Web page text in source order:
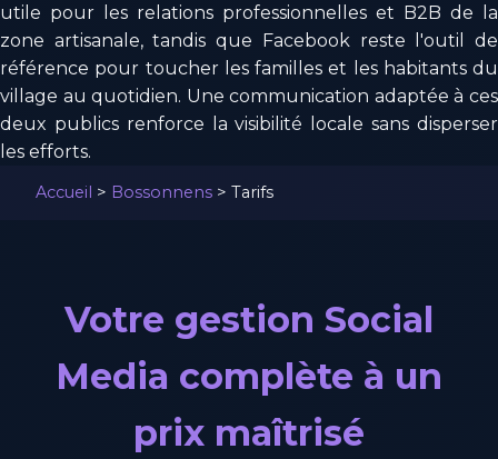
utile pour les relations professionnelles et B2B de la
zone artisanale, tandis que Facebook reste l'outil de
référence pour toucher les familles et les habitants du
village au quotidien. Une communication adaptée à ces
deux publics renforce la visibilité locale sans disperser
les efforts.
Accueil > Bossonnens > Tarifs
Votre gestion Social
Media complète à un
prix maîtrisé